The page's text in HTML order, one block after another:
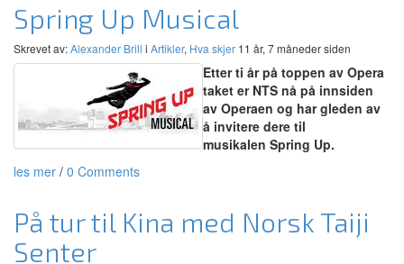
Spring Up Musical
Skrevet av:Alexander Brill i Artikler, Hva skjer 11 år, 7 måneder siden
Etter ti år på toppen av Opera
taket er NTS nå på innsiden
av Operaen og har gleden av
å invitere dere til
musikalen Spring Up.
les mer / 0 Comments
På tur til Kina med Norsk Taiji
Senter